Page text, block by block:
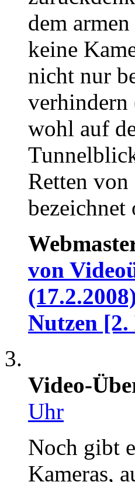
dem
keine
nicht nur
verhindern
wohl auf
Retten von
bezeichnet
von
Nutzen
Video-
Uhr
Noch gibt
Kameras,